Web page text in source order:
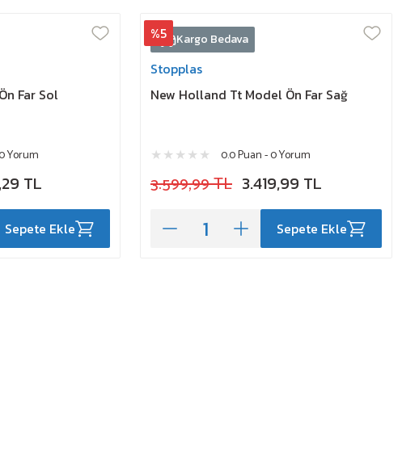
Far Sol
Yorum
TL
Sepete Ekle
%5 Kargo Bedava
Stopplas
New Holland Tt Model Ön Far Sağ
0.0 Puan - 0 Yorum
3.599,99 TL 3.419,99 TL
Sepete Ekle